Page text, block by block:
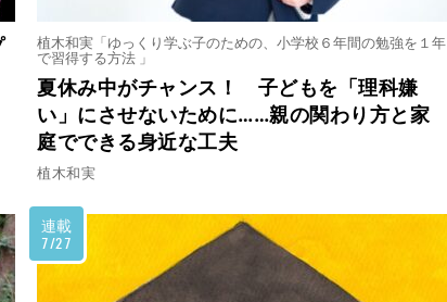
植木和実「ゆっくり学ぶ子のための、小学校６年間の勉強を１年
で習得する方法 」
夏休み中がチャンス！ 子どもを「理科嫌
い」にさせないために……親の関わり方と家
庭でできる身近な工夫
植木和実
連載
7/27